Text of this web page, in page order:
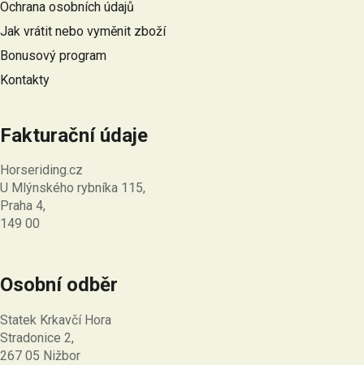
í
Ochrana osobních údajů
Jak vrátit nebo vyměnit zboží
Bonusový program
Kontakty
Fakturační údaje
Horseriding.cz
U Mlýnského rybníka 115,
Praha 4,
149 00
Osobní odběr
Statek Krkavčí Hora
Stradonice 2,
267 05 Nižbor